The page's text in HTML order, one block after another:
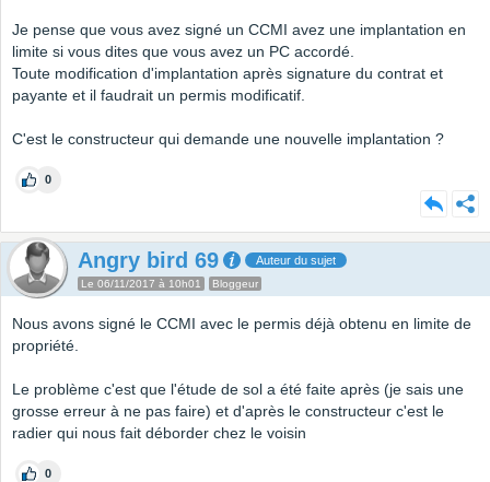
Je pense que vous avez signé un CCMI avez une implantation en
limite si vous dites que vous avez un PC accordé.
Toute modification d'implantation après signature du contrat et
payante et il faudrait un permis modificatif.
C'est le constructeur qui demande une nouvelle implantation ?
0
Angry bird 69 Auteur du sujet
Le 06/11/2017 à 10h01 Bloggeur
Nous avons signé le CCMI avec le permis déjà obtenu en limite de
propriété.
Le problème c'est que l'étude de sol a été faite après (je sais une
grosse erreur à ne pas faire) et d'après le constructeur c'est le
radier qui nous fait déborder chez le voisin
0